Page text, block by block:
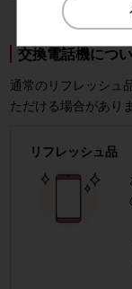
交換電話機につ
通常のリフレッシュ
ただける場合があり
リフレッシュ品